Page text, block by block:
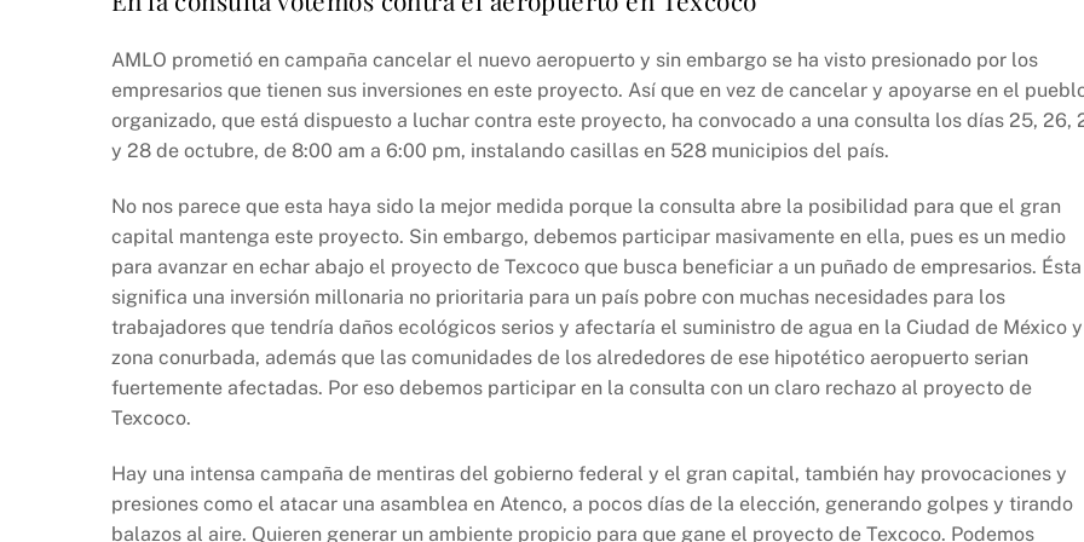
AMLO prometió en campaña cancelar el nuevo aeropuerto y sin embargo se ha visto presionado por los
empresarios que tienen sus inversiones en este proyecto. Así que en vez de cancelar y apoyarse en el
organizado, que está dispuesto a luchar contra este proyecto, ha convocado a una consulta los días 25, 26,
y 28 de octubre, de 8:00 am a 6:00 pm, instalando casillas en 528 municipios del país.
No nos parece que esta haya sido la mejor medida porque la consulta abre la posibilidad para que el gran
capital mantenga este proyecto. Sin embargo, debemos participar masivamente en ella, pues es un medio
para avanzar en echar abajo el proyecto de Texcoco que busca beneficiar a un puñado de empresarios. Ésta
significa una inversión millonaria no prioritaria para un país pobre con muchas necesidades para los
trabajadores que tendría daños ecológicos serios y afectaría el suministro de agua en la Ciudad de México y
zona conurbada, además que las comunidades de los alrededores de ese hipotético aeropuerto serian
fuertemente afectadas. Por eso debemos participar en la consulta con un claro rechazo al proyecto de
Texcoco.
Hay una intensa campaña de mentiras del gobierno federal y el gran capital, también hay provocaciones y
presiones como el atacar una asamblea en Atenco, a pocos días de la elección, generando golpes y tirando
balazos al aire. Quieren generar un ambiente propicio para que gane el proyecto de Texcoco. Podemos